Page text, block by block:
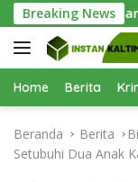
a
g
u
Breaking News
Digelar, Divisi
Home Berita
Beranda Berita
Setubuhi Dua Anak